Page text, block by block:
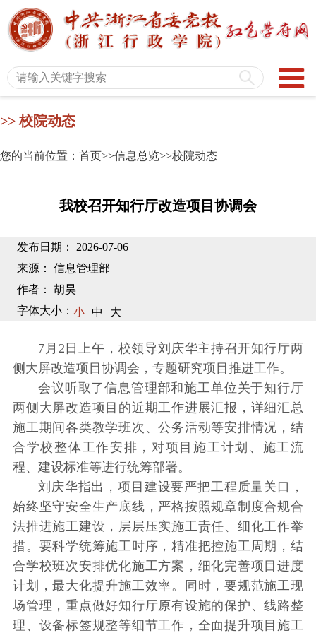
>> 校院动态
您的当前位置：首页>>信息总览>>校院动态
我校召开知行厅改造项目协调会
发布日期： 2026-07-06
来源： 信息管理部
作者： 胡昊
字体大小： 小 中 大
7月2日上午，校领导刘庆华主持召开知行厅两
侧大屏改造项目协调会，专题研究项目推进工作。
会议听取了信息管理部和施工单位关于知行厅
两侧大屏改造项目的近期工作进展汇报，详细汇总
施工期间各类教学班次、公务活动等安排情况，结
合学校整体工作安排，对项目施工计划、施工流
程、建设标准等进行统筹部署。
刘庆华指出，项目建设要严把工程质量关口，
始终坚守安全生产底线，严格按照规章制度合规合
法推进施工建设，层层压实施工责任、细化工作举
措。要科学统筹施工时序，精准把控施工周期，结
合学校班次安排优化施工方案，细化完善项目进度
计划，最大化提升施工效率。同时，要规范施工现
场管理，重点做好知行厅原有设施的保护、线路整
理、设备标签规整等细节工作，全面提升项目施工